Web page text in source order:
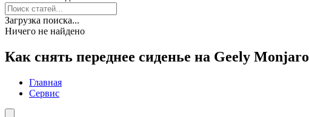
Загрузка поиска...
Ничего не найдено
Как снять переднее сиденье на Geely Monjaro
Главная
Сервис